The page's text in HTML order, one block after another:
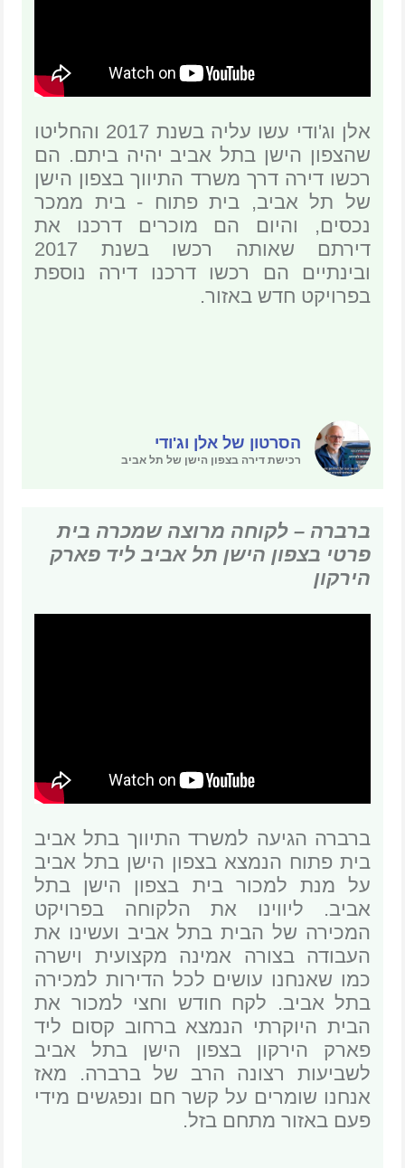
אלן וג'ודי עשו עליה בשנת 2017 והחליטו
שהצפון הישן בתל אביב יהיה ביתם. הם
רכשו דירה דרך משרד התיווך בצפון הישן
של תל אביב, בית פתוח - בית ממכר
נכסים, והיום הם מוכרים דרכנו את
דירתם שאותה רכשו בשנת 2017
ובינתיים הם רכשו דרכנו דירה נוספת
בפרויקט חדש באזור.
הסרטון של אלן וג'ודי
רכישת דירה בצפון הישן של תל אביב
ברברה – לקוחה מרוצה שמכרה בית
פרטי בצפון הישן תל אביב ליד פארק
הירקון
ברברה הגיעה למשרד התיווך בתל אביב
בית פתוח הנמצא בצפון הישן בתל אביב
על מנת למכור בית בצפון הישן בתל
אביב. ליווינו את הלקוחה בפרויקט
המכירה של הבית בתל אביב ועשינו את
העבודה בצורה אמינה מקצועית וישרה
כמו שאנחנו עושים לכל הדירות למכירה
בתל אביב. לקח חודש וחצי למכור את
הבית היוקרתי הנמצא ברחוב קסום ליד
פארק הירקון בצפון הישן בתל אביב
לשביעות רצונה הרב של ברברה. מאז
אנחנו שומרים על קשר חם ונפגשים מידי
פעם באזור מתחם בזל.